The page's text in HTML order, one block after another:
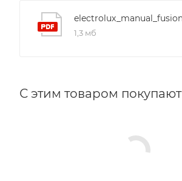
1,3 мб
С этим товаром покупают